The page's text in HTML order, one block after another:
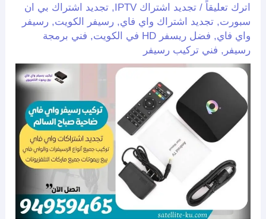
اترك تعليقاً /تجديد اشتراك IPTV ,تجديد اشتراك بي ان
سبورت,تجديد اشتراك واي فاي,رسيفر الكويت,رسيفر
واي فاي, فضل ريسفر HD في الكويت , فني برمجة
رسيفر , فني تركيب رسيفر